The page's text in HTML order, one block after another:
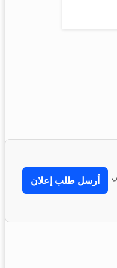
أرسل طلب إعلان